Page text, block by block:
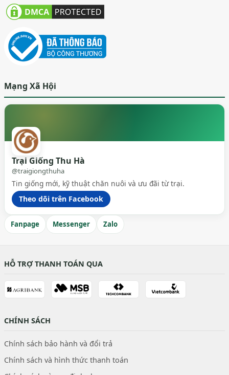
Mạng Xã Hội
Trại Giống Thu Hà
@traigiongthuha
Tin giống mới, kỹ thuật chăn nuôi và ưu đãi từ trại.
Theo dõi trên Facebook
Fanpage Messenger Zalo
HỖ TRỢ THANH TOÁN QUA
CHÍNH SÁCH
Chính sách bảo hành và đổi trả
Chính sách và hình thức thanh toán